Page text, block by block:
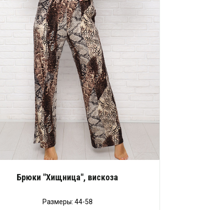
Брюки "Хищница", вискоза
Размеры: 44-58